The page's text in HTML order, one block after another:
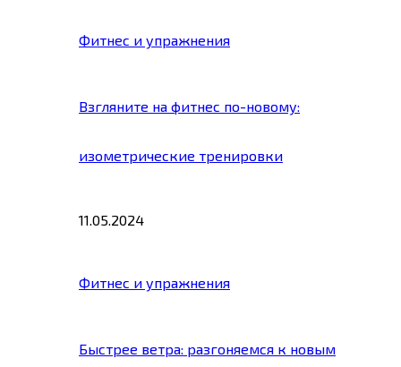
Фитнес и упражнения
Взгляните на фитнес по-новому:
изометрические тренировки
11.05.2024
Фитнес и упражнения
Быстрее ветра: разгоняемся к новым